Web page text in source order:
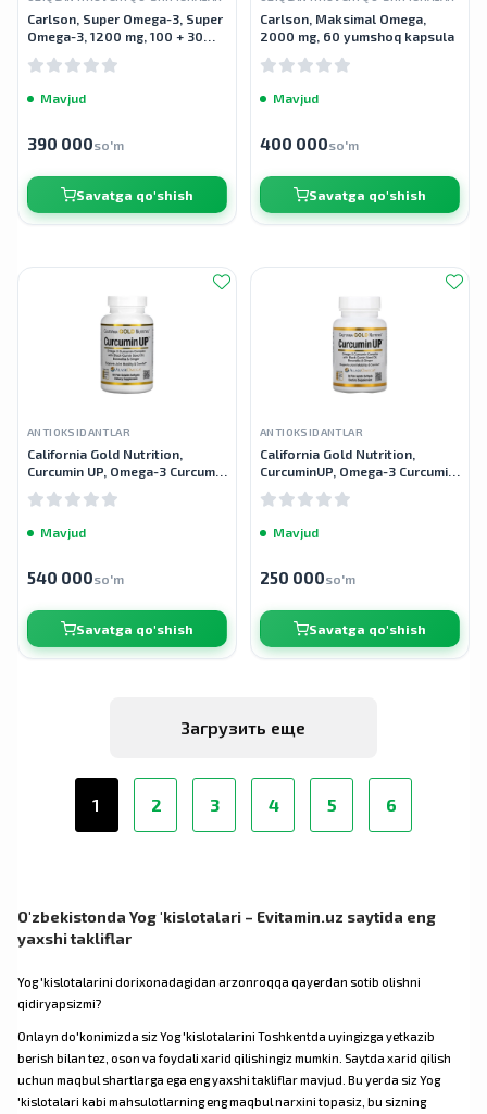
Carlson, Super Omega-3, Super
Omega-3, 1200 mg, 100 + 30
Mavjud
390 000so'm
Savatga qo'shish
Carlson, Maksimal Omega,
2000 mg, 60 yumshoq kapsula
Mavjud
400 000so'm
Savatga qo'shish
ANTIOKSIDANTLAR
California Gold Nutrition,
Curcumin UP, Omega-3 Curcumin
qo'shma qulaylik, 90 baliq
Mavjud
540 000so'm
Savatga qo'shish
ANTIOKSIDANTLAR
California Gold Nutrition,
CurcuminUP, Omega-3 Curcumin
qo'shma qulaylik, 30 ta baliq
Mavjud
250 000so'm
Savatga qo'shish
Загрузить еще
1 2 3 4 5 6
O'zbekistonda Yog 'kislotalari – Evitamin.uz saytida eng
yaxshi takliflar
Yog 'kislotalarini dorixonadagidan arzonroqqa qayerdan sotib olishni
qidiryapsizmi?
Onlayn do'konimizda siz Yog 'kislotalarini Toshkentda uyingizga yetkazib
berish bilan tez, oson va foydali xarid qilishingiz mumkin. Saytda xarid qilish
uchun maqbul shartlarga ega eng yaxshi takliflar mavjud. Bu yerda siz Yog
'kislotalari kabi mahsulotlarning eng maqbul narxini topasiz, bu sizning